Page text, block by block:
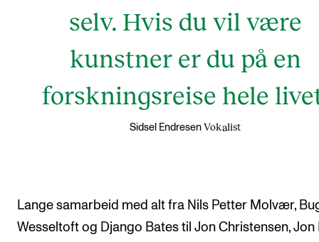
selv. Hvis du vil være
kunstner er du på en
forskningsreise hele
Sidsel Endresen Vokalist
Lange samarbeid med alt fra Nils Petter Molvær,
Wesseltoft og Django Bates til Jon Christensen, Jon